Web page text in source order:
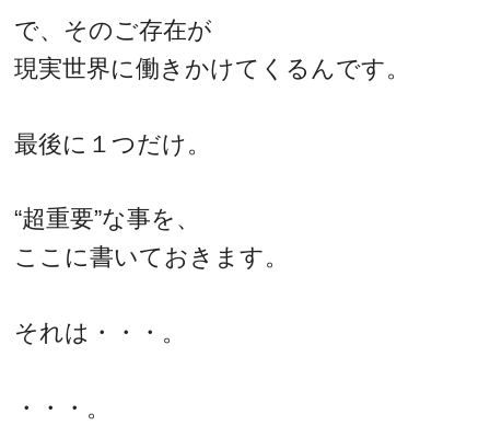
で、そのご存在が
現実世界に働きかけてくるんです。
最後に１つだけ。
“超重要”な事を、
ここに書いておきます。
それは・・・。
・・・。